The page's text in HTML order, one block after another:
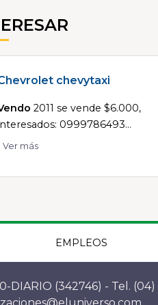
chevytaxi
2011 se vende $6.000,
0999786493...
Ver más
EMPLEOS
DIARIO (342746) - Tel.